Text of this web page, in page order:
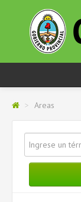
AREAS
GOBIERNO
ORGANISMOS
> Areas